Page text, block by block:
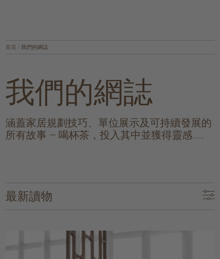
首頁 / 我們的網誌
我們的網誌
涵蓋家居規劃技巧、單位展示及可持續發展的
所有故事 — 喝杯茶，投入其中並獲得靈感……
最新讀物